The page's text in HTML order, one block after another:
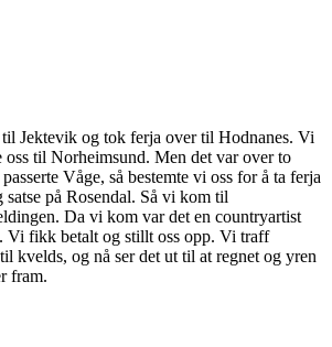
Jektevik og tok ferja over til Hodnanes. Vi
oss til Norheimsund. Men det var over to
Våge, så bestemte vi oss for å ta ferja
på Rosendal. Så vi kom til
Da vi kom var det en countryartist
Vi fikk betalt og stillt oss opp. Vi traff
kvelds, og nå ser det ut til at regnet og yren
fram.